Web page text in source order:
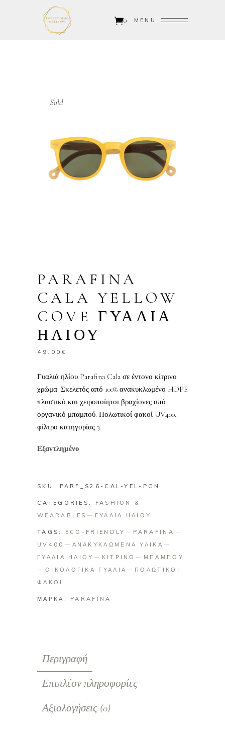
0 MENU
Sold
PARAFINA
CALA YELLOW
COVE ΓΥΑΛΙΑ
ΗΛΙΟΥ
49.00 €
Γυαλιά ηλίου Parafina Cala σε έντονο κίτρινο
χρώμα. Σκελετός από 100% ανακυκλωμένο HDPE
πλαστικό και χειροποίητοι βραχίονες από
οργανικό μπαμπού. Πολωτικοί φακοί UV400,
φίλτρο κατηγορίας 3.
Εξαντλημένο
SKU: PARF_S26-CAL-YEL-PGN
CATEGORIES: FASHION &
WEARABLES
ΓΥΑΛΙΑ ΗΛΙΟΥ
TAGS: ECO-FRIENDLY
PARAFINA
UV400
ΑΝΑΚΥΚΛΩΜΕΝΑ ΥΛΙΚΑ
ΓΥΑΛΙΑ ΗΛΙΟΥ
ΚΙΤΡΙΝΟ
ΜΠΑΜΠΟΥ
ΟΙΚΟΛΟΓΙΚΑ ΓΥΑΛΙΑ
ΠΟΛΩΤΙΚΟΙ
ΦΑΚΟΙ
ΜΑΡΚΑ: PARAFINA
Περιγραφή
Επιπλέον πληροφορίες
Αξιολογήσεις (0)